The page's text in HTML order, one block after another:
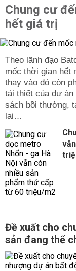
Chung cư
hết giá trị
Theo lãnh đạo
mốc thời gian hết
thay vào đó còn
tái thiết của dự
sách bồi thường,
lai…
Đề xuất cho
sản đang thế